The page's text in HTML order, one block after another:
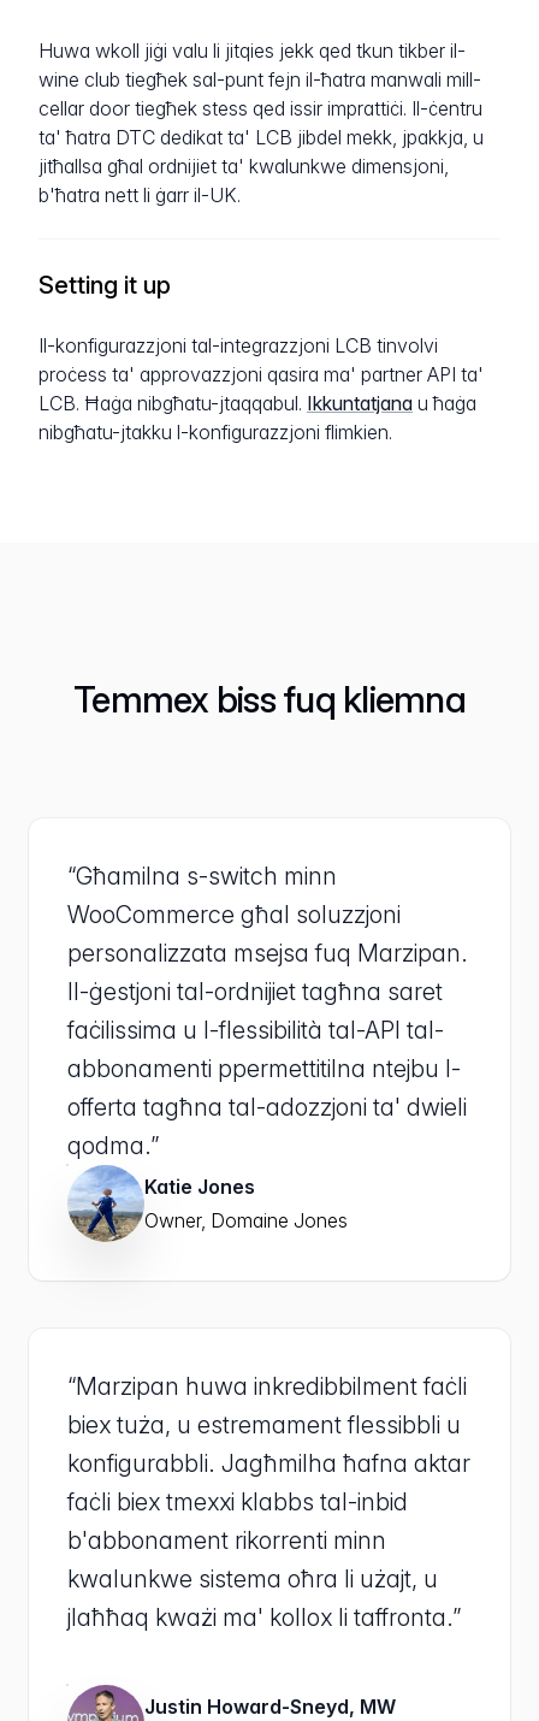
Huwa wkoll jiġi valu li jitqies jekk qed tkun tikber il-
wine club tiegħek sal-punt fejn il-ħatra manwali mill-
cellar door tiegħek stess qed issir imprattiċi. Il-ċentru
ta' ħatra DTC dedikat ta' LCB jibdel mekk, jpakkja, u
jitħallsa għal ordnijiet ta' kwalunkwe dimensjoni,
b'ħatra nett li ġarr il-UK.
Setting it up
Il-konfigurazzjoni tal-integrazzjoni LCB tinvolvi
proċess ta' approvazzjoni qasira ma' partner API ta'
LCB. Ħaġa nibgħatu-jtaqqabul. Ikkuntatjana u ħaġa
nibgħatu-jtakku l-konfigurazzjoni flimkien.
Temmex biss fuq kliemna
“Għamilna s-switch minn
WooCommerce għal soluzzjoni
personalizzata msejsa fuq Marzipan.
Il-ġestjoni tal-ordnijiet tagħna saret
faċilissima u l-flessibilità tal-API tal-
abbonamenti ppermettitilna ntejbu l-
offerta tagħna tal-adozzjoni ta' dwieli
qodma.”
Katie Jones
Owner, Domaine Jones
“Marzipan huwa inkredibbilment faċli
biex tuża, u estremament flessibbli u
konfigurabbli. Jagħmilha ħafna aktar
faċli biex tmexxi klabbs tal-inbid
b'abbonament rikorrenti minn
kwalunkwe sistema oħra li użajt, u
jlaħħaq kważi ma' kollox li taffronta.”
Justin Howard-Sneyd, MW